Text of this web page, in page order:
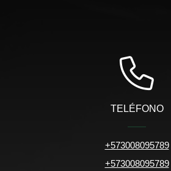
TELÉFONO
+573008095789
+573008095789